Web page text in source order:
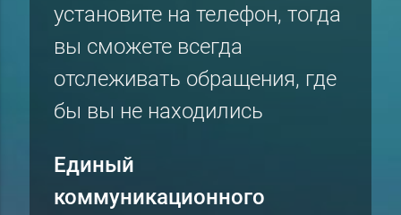
установите на телефон, тогда
вы сможете всегда
отслеживать обращения, где
бы вы не находились
Единый
коммуникационного